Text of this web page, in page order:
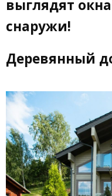
выглядят
снаружи!
Деревянный